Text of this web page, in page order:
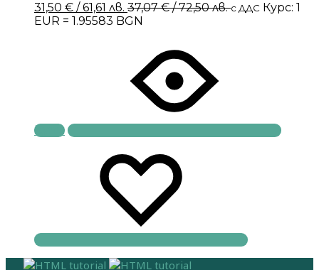
31,50 € / 61,61 лв. 37,07€/ 72,50 лв.с ДДС Курс: 1
EUR = 1.95583 BGN
Купи